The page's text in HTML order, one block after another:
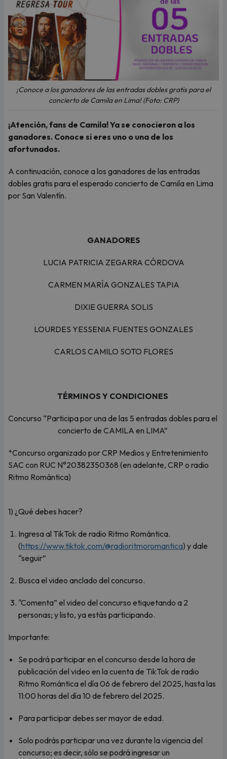
¡Conoce a los ganadores de las entradas dobles gratis para el
concierto de Camila en Lima! (Foto: CRP)
¡Atención, fans de Camila! Ya se conocieron a los
ganadores. Conoce si eres uno o una de los
afortunados.
A continuación, conoce a los ganadores de las entradas
dobles gratis para el esperado concierto de Camila en Lima
por San Valentín.
GANADORES
LUCIA PATRICIA ZEGARRA CÓRDOVA
CARMEN MARÍA GONZALES TAPIA
DIXIE GUERRA SOLIS
LOURDES YESSENIA FUENTES GONZALES
CARLOS CAMILO SOTO FLORES
TÉRMINOS Y CONDICIONES
Concurso “Participa por una de las 5 entradas dobles para el
concierto de CAMILA en LIMA”
*Concurso organizado por CRP Medios y Entretenimiento
SAC con RUC N°20382350368 (en adelante, CRP o radio
Ritmo Romántica)
1) ¿Qué debes hacer?
Ingresa al TikTok de radio Ritmo Romántica.
(https://www.tiktok.com/@radioritmoromantica) y dale
“seguir”
Busca el video anclado del concurso.
"Comenta” el video del concurso etiquetando a 2
personas; y listo, ya estás participando.
Importante:
Se podrá participar en el concurso desde la hora de
publicación del video en la cuenta de TikTok de radio
Ritmo Romántica el día 06 de febrero del 2025, hasta las
11:00 horas del día 10 de febrero del 2025.
Para participar debes ser mayor de edad.
Solo podrás participar una vez durante la vigencia del
concurso; es decir, sólo se podrá ingresar un